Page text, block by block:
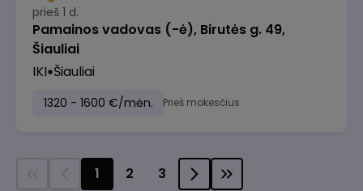
prieš 1 d.
Pamainos vadovas (-ė), Birutės g. 49,
Šiauliai
IKI Šiauliai
1320 - 1600 €/mėn. Prieš mokesčius
1 2 3